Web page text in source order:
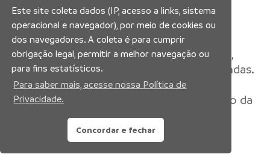
Manacapuru;
Atividades – entender as necessidades dos
clientes para oferecer as melhores soluções,
aumentando os resultados da equipe de vendas.
Disponível até 10/03/2023 ou encerramento da
3 vagas – Consultor de Vendas
Este site coleta dados (IP, acesso a links, sistema
operacional e navegador), por meio de cookies ou
dos navegadores. A coleta é para cumprir
obrigação legal, permitir a melhor navegação ou
para fins estatísticos.
Para saber mais, acesse nossa Política de
Privacidade.
Concordar e fechar